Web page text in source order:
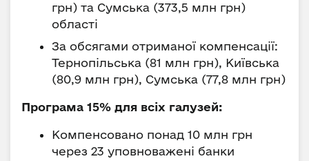
грн) та Сумська (373,5 млн грн)
області
За обсягами отриманої компенсації:
Тернопільська (81 млн грн), Київська
(80,9 млн грн), Сумська (77,8 млн грн)
Програма 15% для всіх галузей:
Компенсовано понад 10 млн грн
через 23 уповноважені банки